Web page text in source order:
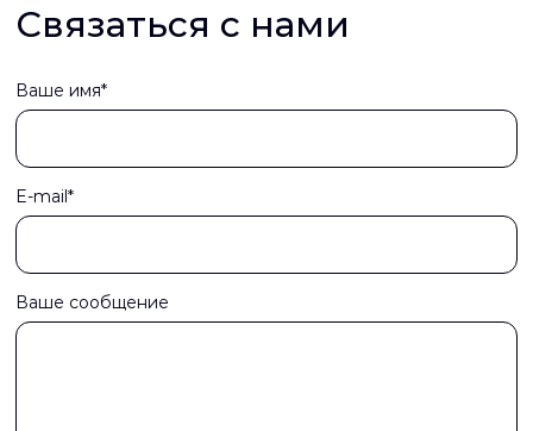
Связаться с нами
Ваше имя*
E-mail*
Ваше сообщение